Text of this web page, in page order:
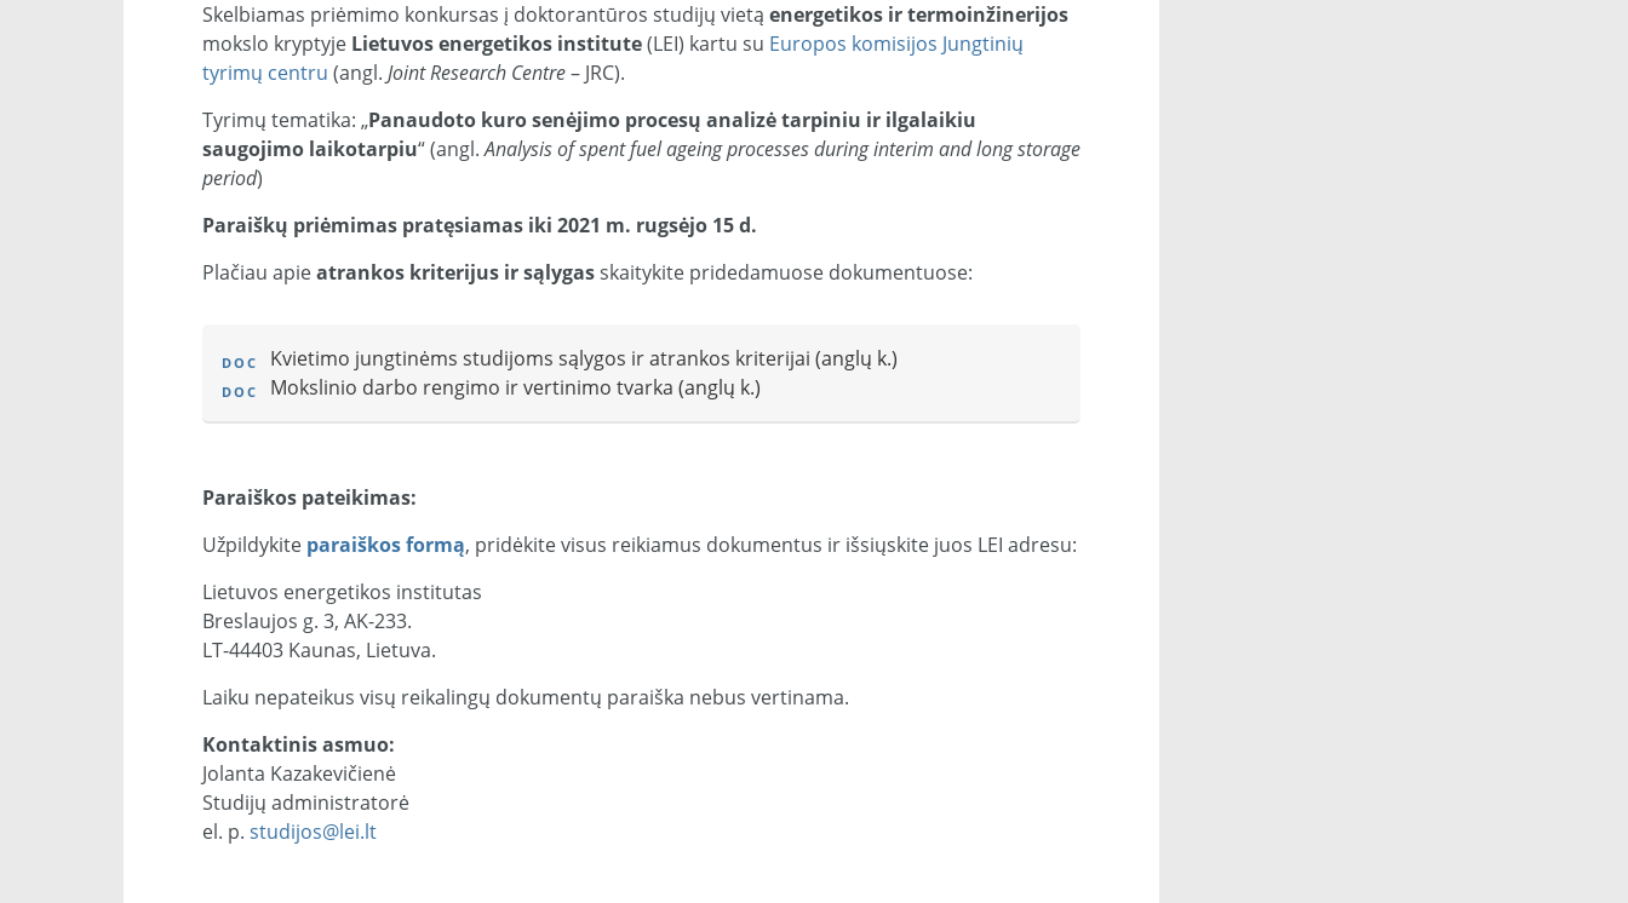
Skelbiamas priėmimo konkursas į doktorantūros studijų vietą energetikos ir termoinžinerijos
mokslo kryptyje Lietuvos energetikos institute(LEI) kartu su Europos komisijos Jungtinių
tyrimų centru (angl. Joint Research Centre– JRC).
Tyrimų tematika: „Panaudoto kuro senėjimo procesų analizė tarpiniu ir ilgalaikiu
saugojimo laikotarpiu“ (angl.Analysis of spent fuel ageing processes during interim and long storage
period)
Paraiškų priėmimas pratęsiamas iki 2021 m. rugsėjo 15 d.
Plačiau apieatrankos kriterijus ir sąlygasskaitykite pridedamuose dokumentuose:
Kvietimo jungtinėms studijoms sąlygos ir atrankos kriterijai (anglų k.)
Mokslinio darbo rengimo ir vertinimo tvarka (anglų k.)
Paraiškos pateikimas:
Užpildykite paraiškos formą, pridėkite visus reikiamus dokumentus ir išsiųskite juos LEI adresu:
Lietuvos energetikos institutas
Breslaujos g. 3, AK-233.
LT-44403 Kaunas, Lietuva.
Laiku nepateikus visų reikalingų dokumentų paraiška nebus vertinama.
Kontaktinis asmuo:
Jolanta Kazakevičienė
Studijų administratorė
el. p. studijos@lei.lt